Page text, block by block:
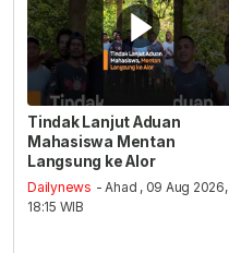
Tindak Lanjut Aduan
Mahasiswa Mentan
Langsung ke Alor
Dailynews - Ahad , 09 Aug 2026,
18:15 WIB